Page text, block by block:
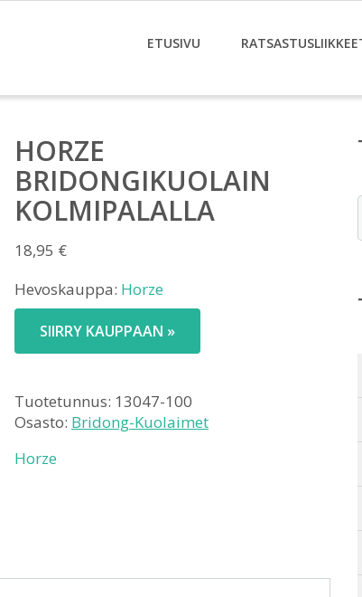
ETUSIVU
HORZE
BRIDONGIKUOLAIN
KOLMIPALALLA
18,95 €
Hevoskauppa: Horze
SIIRRY KAUPPAAN »
Tuotetunnus: 13047-100
Osasto: Bridong-Kuolaimet
Horze